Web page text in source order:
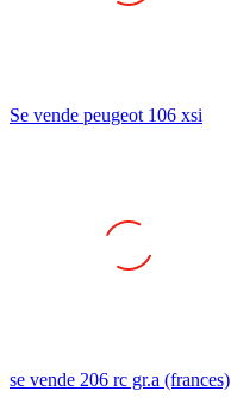
Se vende peugeot 106 xsi
se vende 206 rc gr.a (frances)